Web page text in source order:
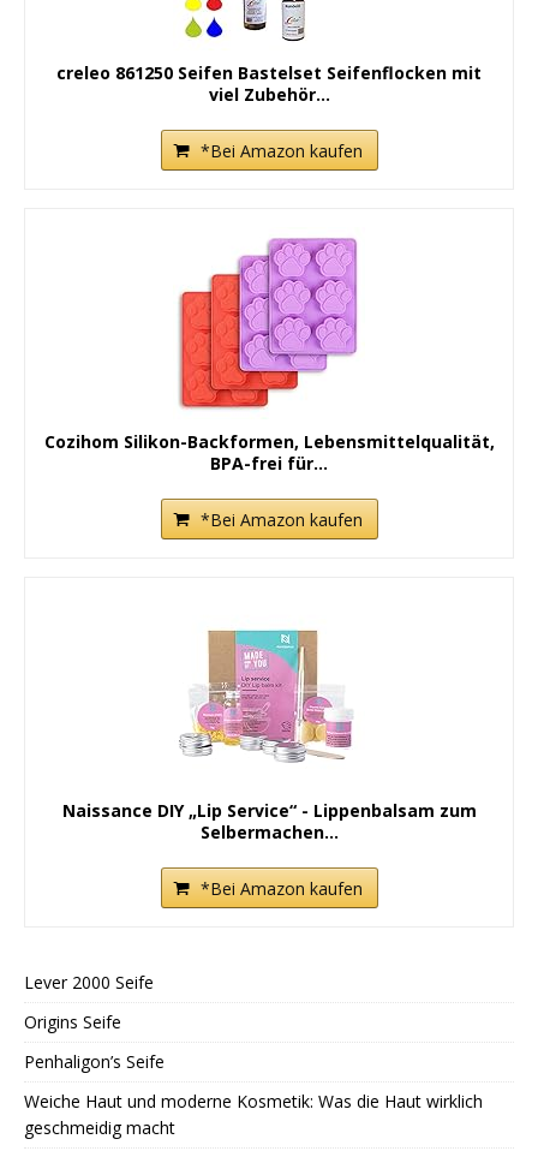
creleo 861250 Seifen Bastelset Seifenflocken mit
viel Zubehör...
*Bei Amazon kaufen
Cozihom Silikon-Backformen, Lebensmittelqualität,
BPA-frei für...
*Bei Amazon kaufen
Naissance DIY „Lip Service“ - Lippenbalsam zum
Selbermachen...
*Bei Amazon kaufen
Lever 2000 Seife
Origins Seife
Penhaligon’s Seife
Weiche Haut und moderne Kosmetik: Was die Haut wirklich
geschmeidig macht